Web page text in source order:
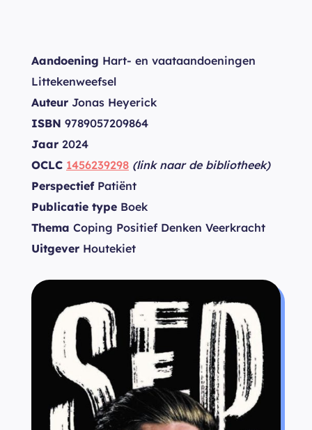
Aandoening Hart- en vaataandoeningen
Littekenweefsel
Auteur Jonas Heyerick
ISBN 9789057209864
Jaar 2024
OCLC 1456239298 (link naar de bibliotheek)
PerspectiefPatiënt
Publicatie type Boek
Thema Coping Positief Denken Veerkracht
Uitgever Houtekiet